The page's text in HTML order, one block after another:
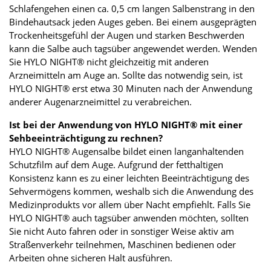
Schlafengehen einen ca. 0,5 cm langen Salbenstrang in den
Bindehautsack jeden Auges geben. Bei einem ausgeprägten
Trockenheitsgefühl der Augen und starken Beschwerden
kann die Salbe auch tagsüber angewendet werden. Wenden
Sie HYLO NIGHT® nicht gleichzeitig mit anderen
Arzneimitteln am Auge an. Sollte das notwendig sein, ist
HYLO NIGHT® erst etwa 30 Minuten nach der Anwendung
anderer Augenarzneimittel zu verabreichen.
Ist bei der Anwendung von HYLO NIGHT® mit einer
Sehbeeinträchtigung zu rechnen?
HYLO NIGHT® Augensalbe bildet einen langanhaltenden
Schutzfilm auf dem Auge. Aufgrund der fetthaltigen
Konsistenz kann es zu einer leichten Beeinträchtigung des
Sehvermögens kommen, weshalb sich die Anwendung des
Medizinprodukts vor allem über Nacht empfiehlt. Falls Sie
HYLO NIGHT® auch tagsüber anwenden möchten, sollten
Sie nicht Auto fahren oder in sonstiger Weise aktiv am
Straßenverkehr teilnehmen, Maschinen bedienen oder
Arbeiten ohne sicheren Halt ausführen.